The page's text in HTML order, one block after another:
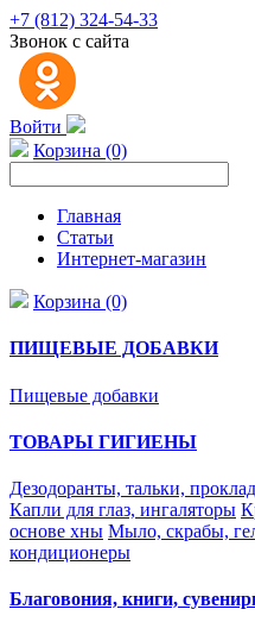
+7 (812) 324-54-33
Звонок с сайта
Войти
Корзина (0)
Главная
Статьи
Интернет-магазин
Корзина (0)
ПИЩЕВЫЕ ДОБАВКИ
Пищевые добавки
ТОВАРЫ ГИГИЕНЫ
Дезодоранты, тальки,
Капли для глаз, ингаляторы
основе хны Мыло, скрабы,
кондиционеры
Благовония, книги,